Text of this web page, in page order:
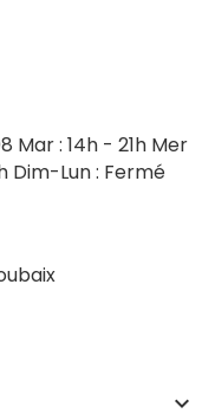
Mar : 14h - 21h Mer
Dim-Lun : Fermé
